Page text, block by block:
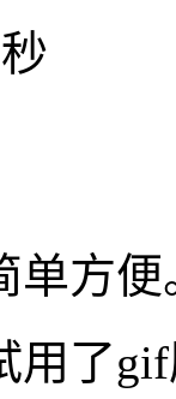
单方便
用了